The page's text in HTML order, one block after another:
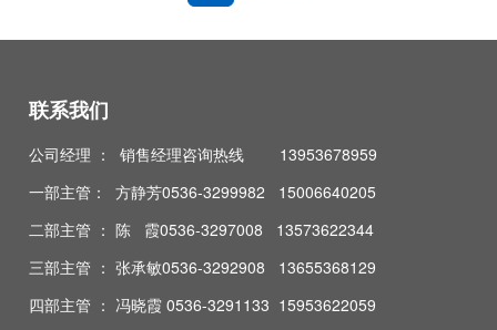
联系我们
公司经理 ： 销售经理咨询热线 13953678959
一部主管： 方静芳0536-3299982 15006640205
二部主管 ： 陈 霞0536-3297008 13573622344
三部主管 ： 张承敏0536-3292908 13655368129
四部主管 ： 冯晓霞 0536-3291133 15953622059